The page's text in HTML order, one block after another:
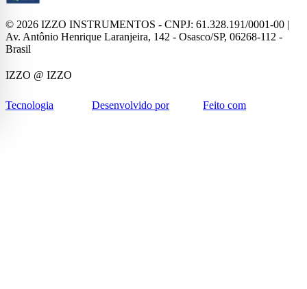
© 2026 IZZO INSTRUMENTOS - CNPJ: 61.328.191/0001-00 |
Av. Antônio Henrique Laranjeira, 142 - Osasco/SP, 06268-112 -
Brasil
IZZO @ IZZO
Tecnologia Desenvolvido por Feito com